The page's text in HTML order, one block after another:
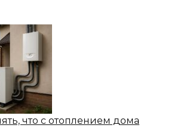
что с отоплением дома